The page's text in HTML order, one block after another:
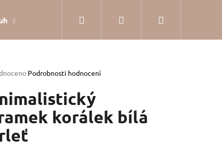
Dárkové balení Hodnocení obchodu
Přihlášení
Podrobnosti hodnocení
korálek bílá